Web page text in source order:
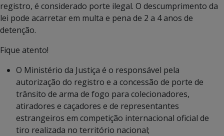
registro, é considerado porte ilegal. O descumprimento da
lei pode acarretar em multa e pena de 2 a 4 anos de
detenção.
Fique atento!
O Ministério da Justiça é o responsável pela
autorização do registro e a concessão de porte de
trânsito de arma de fogo para colecionadores,
atiradores e caçadores e de representantes
estrangeiros em competição internacional oficial de
tiro realizada no território nacional;